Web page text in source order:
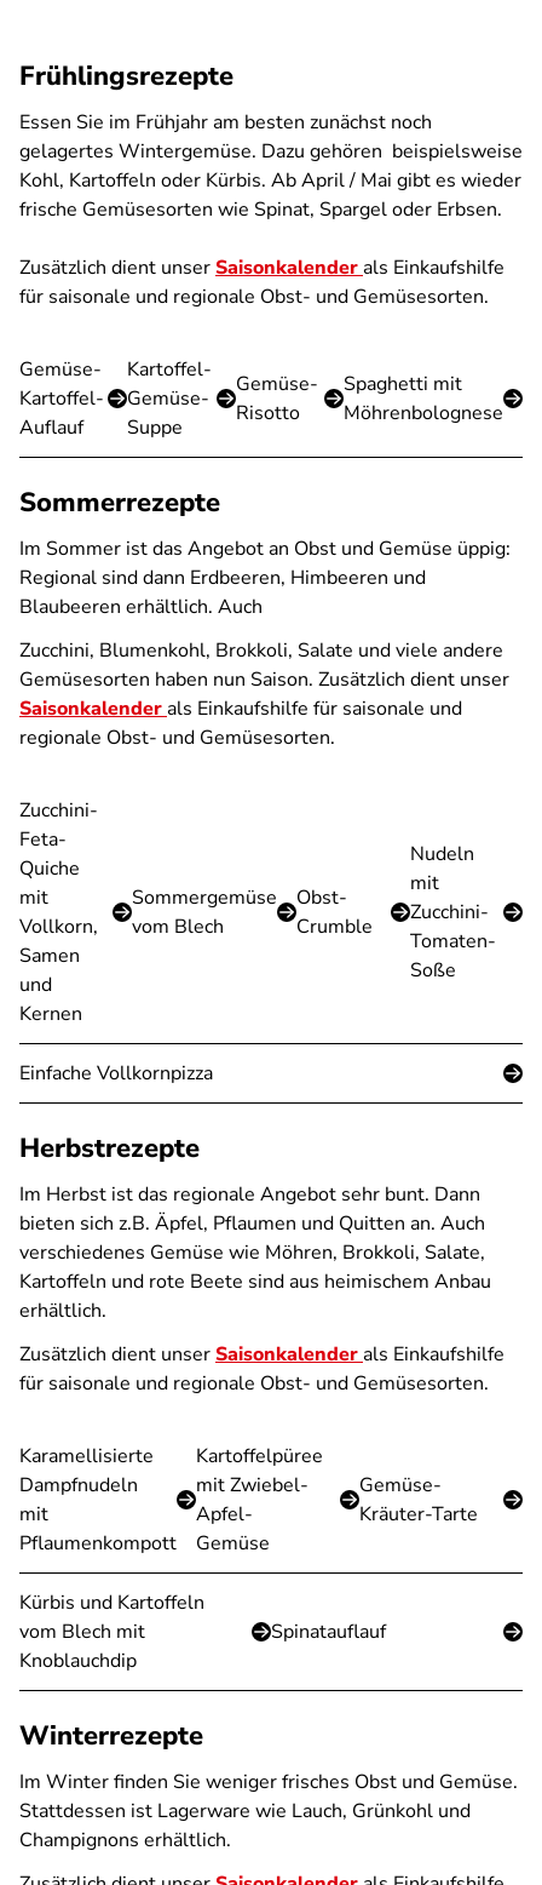
Frühlingsrezepte
Essen Sie im Frühjahr am besten zunächst noch
gelagertes Wintergemüse. Dazu gehören beispielsweise
Kohl, Kartoffeln oder Kürbis. Ab April / Mai gibt es wieder
frische Gemüsesorten wie Spinat, Spargel oder Erbsen.
Zusätzlich dient unserSaisonkalenderals Einkaufshilfe
für saisonale und regionale Obst- und Gemüsesorten.
Gemüse-
Kartoffel-
Auflauf
Kartoffel-
Gemüse-
Suppe
Gemüse-
Risotto
Spaghetti mit
Möhrenbolognese
Sommerrezepte
Im Sommer ist das Angebot an Obst und Gemüse üppig:
Regional sind dann Erdbeeren, Himbeeren und
Blaubeeren erhältlich. Auch
Zucchini, Blumenkohl, Brokkoli, Salate und viele andere
Gemüsesorten haben nun Saison. Zusätzlich dient unser
Saisonkalenderals Einkaufshilfe für saisonale und
regionale Obst- und Gemüsesorten.
Zucchini-
Feta-
Quiche
mit
Vollkorn,
Samen
und
Kernen
Sommergemüse
vom Blech
Obst-
Crumble
Nudeln
mit
Zucchini-
Tomaten-
Soße
Einfache Vollkornpizza
Herbstrezepte
Im Herbst ist das regionale Angebot sehr bunt. Dann
bieten sich z.B. Äpfel, Pflaumen und Quitten an. Auch
verschiedenes Gemüse wie Möhren, Brokkoli, Salate,
Kartoffeln und rote Beete sind aus heimischem Anbau
erhältlich.
Zusätzlich dient unserSaisonkalenderals Einkaufshilfe
für saisonale und regionale Obst- und Gemüsesorten.
Karamellisierte
Dampfnudeln
mit
Pflaumenkompott
Kartoffelpüree
mit Zwiebel-
Apfel-
Gemüse
Gemüse-
Kräuter-Tarte
Kürbis und Kartoffeln
vom Blech mit
Knoblauchdip
Spinatauflauf
Winterrezepte
Im Winter finden Sie weniger frisches Obst und Gemüse.
Stattdessen ist Lagerware wie Lauch, Grünkohl und
Champignons erhältlich.